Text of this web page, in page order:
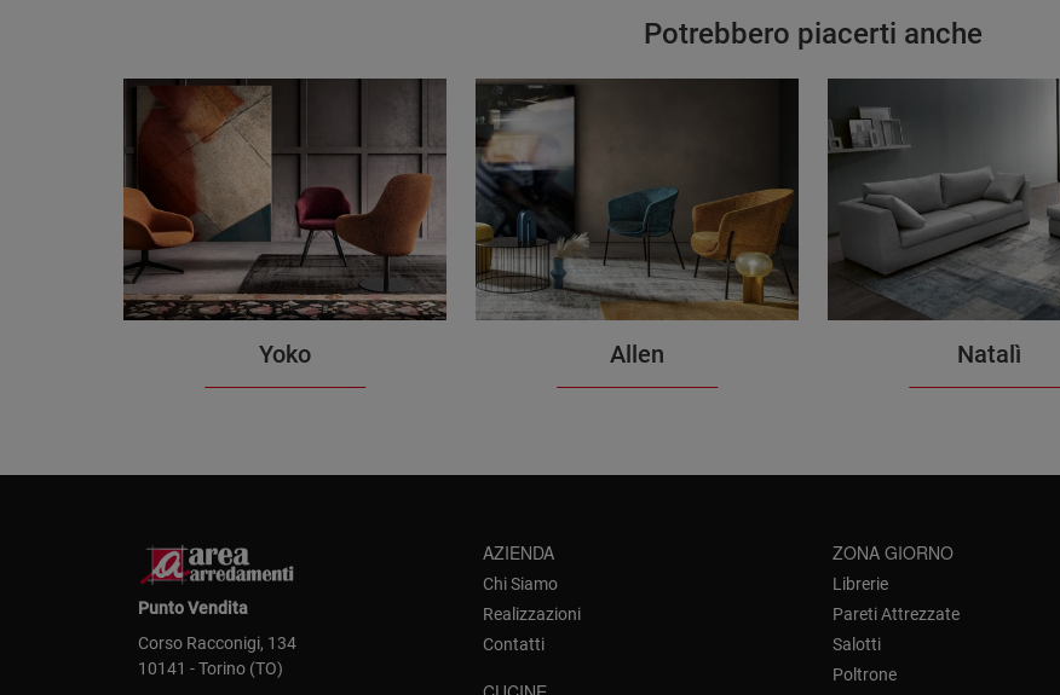
Potrebbero piacerti anche
Yoko Allen Natalì
Punto Vendita
Corso Racconigi, 134
10141 - Torino (TO)
AZIENDA
Chi Siamo
Realizzazioni
Contatti
ZONA GIORNO
Librerie
Pareti Attrezzate
Salotti
Poltrone